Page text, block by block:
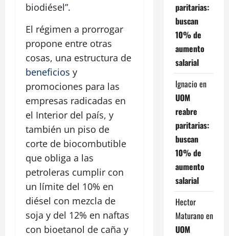
biodiésel”.
El régimen a prorrogar
propone entre otras
cosas, una estructura de
beneficios y
promociones para las
empresas radicadas en
el Interior del país, y
también un piso de
corte de biocombutible
que obliga a las
petroleras cumplir con
un límite del 10% en
diésel con mezcla de
soja y del 12% en naftas
con bioetanol de caña y
paritarias:
buscan
10% de
aumento
salarial
Ignacio en
UOM
reabre
paritarias:
buscan
10% de
aumento
salarial
Hector
Maturano en
UOM